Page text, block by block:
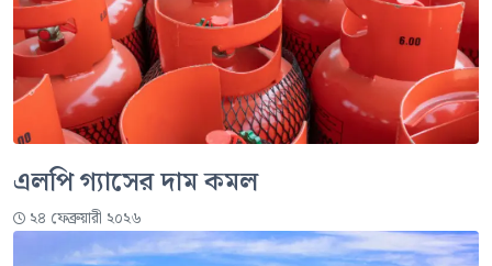
এলপি গ্যাসের দাম কমল
২৪ ফেব্রুয়ারী ২০২৬